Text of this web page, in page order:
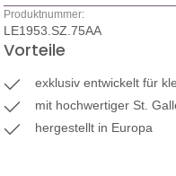
Produktnummer:
LE1953.SZ.75AA
Vorteile
exklusiv entwickelt für
mit hochwertiger St.
hergestellt in Europa